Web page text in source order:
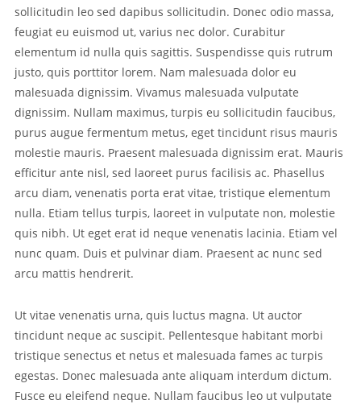
sollicitudin leo sed dapibus sollicitudin. Donec odio massa,
feugiat eu euismod ut, varius nec dolor. Curabitur
elementum id nulla quis sagittis. Suspendisse quis rutrum
justo, quis porttitor lorem. Nam malesuada dolor eu
malesuada dignissim. Vivamus malesuada vulputate
dignissim. Nullam maximus, turpis eu sollicitudin faucibus,
purus augue fermentum metus, eget tincidunt risus mauris
molestie mauris. Praesent malesuada dignissim erat. Mauris
efficitur ante nisl, sed laoreet purus facilisis ac. Phasellus
arcu diam, venenatis porta erat vitae, tristique elementum
nulla. Etiam tellus turpis, laoreet in vulputate non, molestie
quis nibh. Ut eget erat id neque venenatis lacinia. Etiam vel
nunc quam. Duis et pulvinar diam. Praesent ac nunc sed
arcu mattis hendrerit.
Ut vitae venenatis urna, quis luctus magna. Ut auctor
tincidunt neque ac suscipit. Pellentesque habitant morbi
tristique senectus et netus et malesuada fames ac turpis
egestas. Donec malesuada ante aliquam interdum dictum.
Fusce eu eleifend neque. Nullam faucibus leo ut vulputate